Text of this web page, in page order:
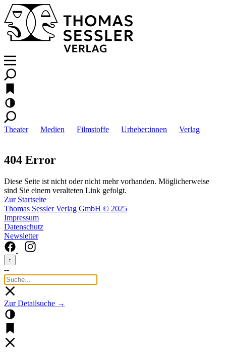
Theater Medien Filmstoffe Urheber:innen Verlag
404 Error
Diese Seite ist nicht oder nicht mehr vorhanden. Möglicherweise
sind Sie einem veralteten Link gefolgt.
Zur Startseite
Thomas Sessler Verlag GmbH © 2025
Impressum
Datenschutz
Newsletter
↑
--
Zur Detailsuche →